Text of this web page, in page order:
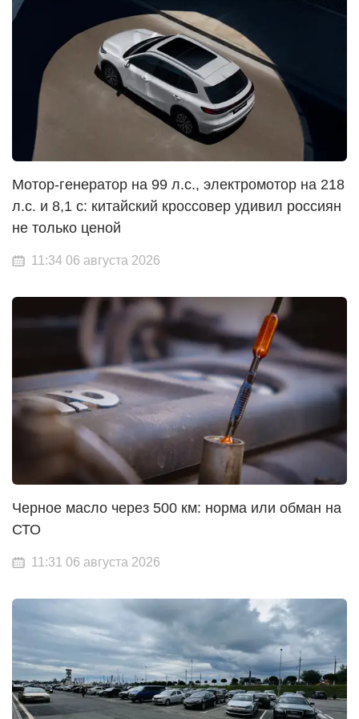
Мотор-генератор на 99 л.с., электромотор на 218
л.с. и 8,1 с: китайский кроссовер удивил россиян
не только ценой
11:34 06 августа 2026
Черное масло через 500 км: норма или обман на
СТО
11:31 06 августа 2026